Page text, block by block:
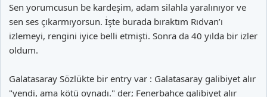
Sen yorumcusun be kardeşim, adam silahla yaralınıyor ve
sen ses çıkarmıyorsun. İşte burada bıraktım Rıdvan’ı
izlemeyi, rengini iyice belli etmişti. Sonra da 40 yılda bir izler
oldum.
Galatasaray Sözlükte bir entry var : Galatasaray galibiyet alır
"yendi, ama kötü oynadı." der; Fenerbahçe galibiyet alır